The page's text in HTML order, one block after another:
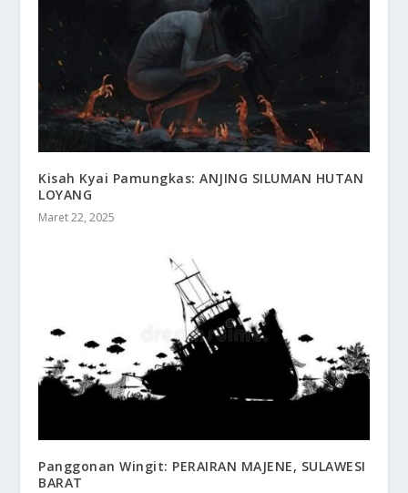
Kisah Kyai Pamungkas: ANJING SILUMAN HUTAN
LOYANG
Maret 22, 2025
Panggonan Wingit: PERAIRAN MAJENE, SULAWESI
BARAT